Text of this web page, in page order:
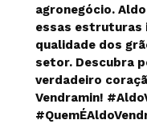
agronegócio.
essas estruturas
qualidade dos
setor. Descubra
verdadeiro
Vendramin!